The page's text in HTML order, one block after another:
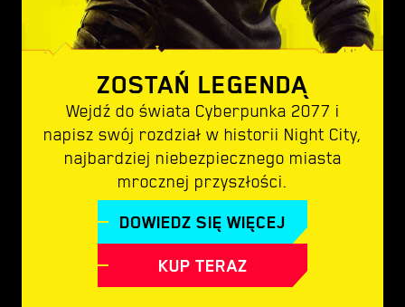
ZOSTAŃ LEGENDĄ
Wejdź do świata Cyberpunka 2077 i
napisz swój rozdział w historii Night City,
najbardziej niebezpiecznego miasta
mrocznej przyszłości.
DOWIEDZ SIĘ WIĘCEJ
KUP TERAZ